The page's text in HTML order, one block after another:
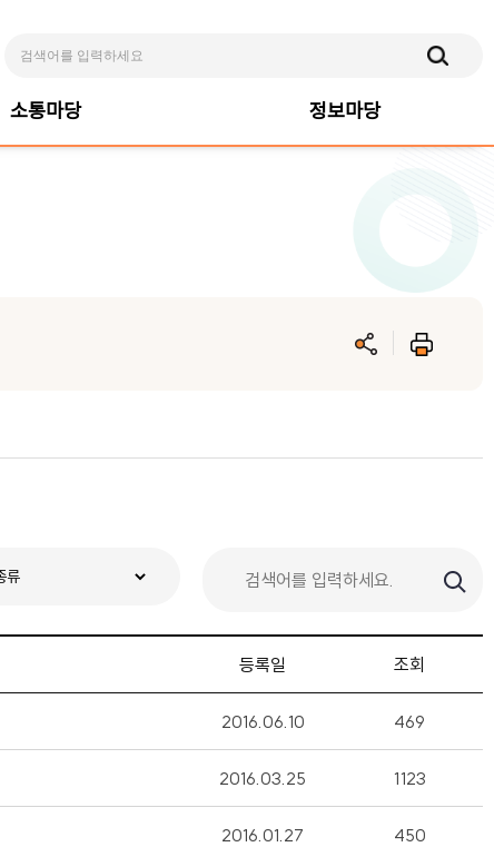
소통마당 정보마당
등록일 조회
2016.06.10 469
2016.03.25 1123
2016.01.27 450